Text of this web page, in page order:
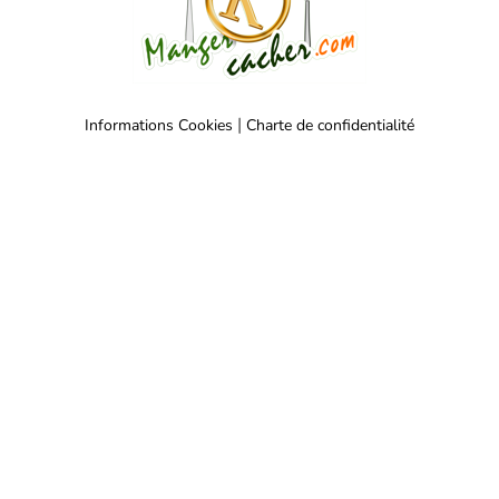
Informations Cookies | Charte de confidentialité